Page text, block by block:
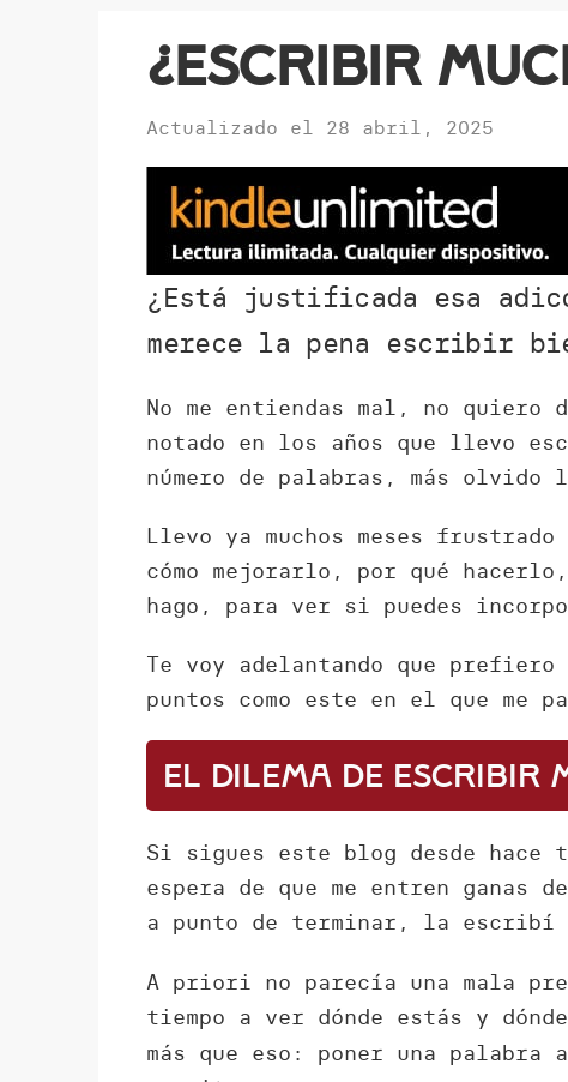
¿Escribir
Actualizado el 28 abril, 2025
¿Está justificada esa
merece la pena escribir
No me entiendas mal, no
notado en los años que llevo
número de palabras, más
Llevo ya muchos meses
cómo mejorarlo, por qué
hago, para ver si puedes
Te voy adelantando que
puntos como este en el que me
El dilema de escribir
Si sigues este blog desde hace
espera de que me entren
a punto de terminar, la escribí
A priori no parecía una mala
tiempo a ver dónde estás y
más que eso: poner una